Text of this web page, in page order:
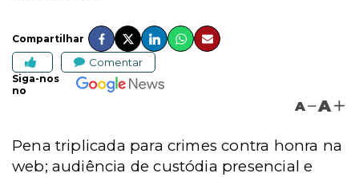
Compartilhar
Comentar
Siga-nos
no
A A
Pena triplicada para crimes contra honra na
web; audiência de custódia presencial e